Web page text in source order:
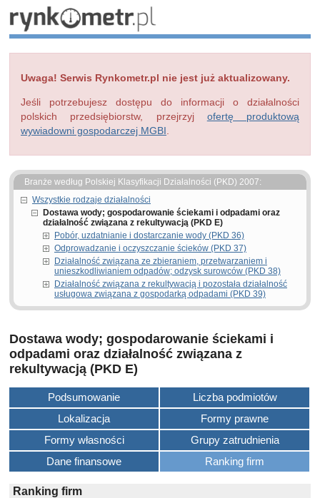
Uwaga! Serwis Rynkometr.pl nie jest już aktualizowany.
Jeśli potrzebujesz dostępu do informacji o działalności
polskich przedsiębiorstw, przejrzyj ofertę produktową
wywiadowni gospodarczej MGBI
Branże według Polskiej Klasyfikacji Działalności (PKD) 2007:
Wszystkie rodzaje działalności
Dostawa wody; gospodarowanie ściekami i odpadami oraz
działalność związana z rekultywacją (PKD E)
Pobór, uzdatnianie i dostarczanie wody (PKD 36)
Odprowadzanie i oczyszczanie ścieków (PKD 37)
Działalność związana ze zbieraniem, przetwarzaniem i
unieszkodliwianiem odpadów; odzysk surowców (PKD 38)
Działalność związana z rekultywacją i pozostała działalność
usługowa związana z gospodarką odpadami (PKD 39)
Dostawa wody; gospodarowanie ściekami i
odpadami oraz działalność związana z
rekultywacją (PKD E)
Podsumowanie
Liczba podmiotów
Lokalizacja
Formy prawne
Formy własności
Grupy zatrudnienia
Dane finansowe
Ranking firm
Ranking firm